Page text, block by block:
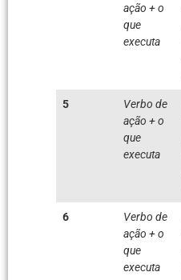
ação + o
que
executa
5
Verbo de
ação + o
que
executa
6
Verbo de
ação + o
que
executa